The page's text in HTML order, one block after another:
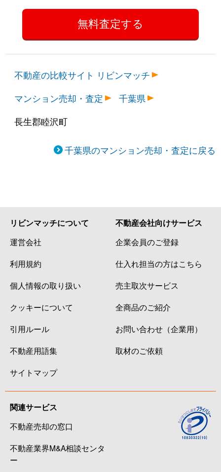
不動産の比較サイト リビンマッチ
マンション売却・査定
千葉県
長生郡睦沢町
千葉県のマンション売却・査定に戻る
リビンマッチについて
運営会社
利用規約
個人情報の取り扱い
クッキーについて
引用ルール
不動産用語集
サイトマップ
不動産会社向けサービス
企業会員のご登録
仕入れ担当の方はこちら
売主取次サービス
全商品のご紹介
お問い合わせ（企業用）
取材のご依頼
関連サービス
不動産売却の窓口
不動産業界M&A相談センタ
ー